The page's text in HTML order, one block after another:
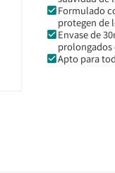
Formulado
protegen de
Envase de
Apto para